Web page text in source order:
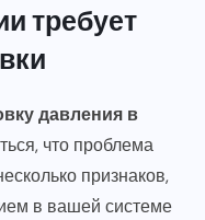
требует
давления в
что проблема
признаков,
в вашей системе